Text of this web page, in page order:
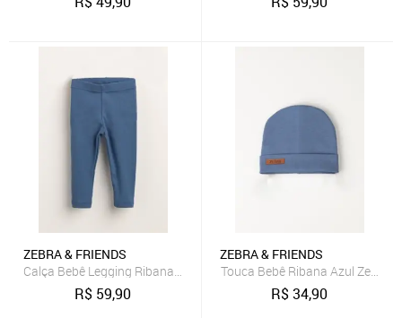
ZEBRA & FRIENDS
Calça Bebê Legging Ribana Sustentável Azul Royal Zebra&Friends
R$ 59,90
ZEBRA & FRIENDS
Touca Bebê Ribana Azul
R$34,90